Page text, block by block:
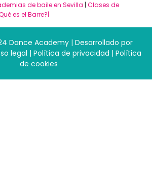
de baile en Sevilla | Clases de
es el Barre?|
Dance Academy | Desarrollado por
legal | Política de privacidad | Política
de cookies